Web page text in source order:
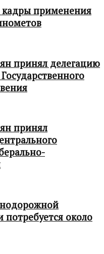
применения
принял делегацию
принял
около